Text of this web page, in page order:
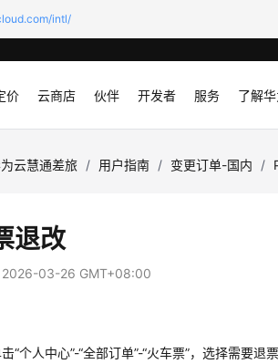
intl/
价 云商店 伙伴 开发者 服务 了解
云慧通差旅 / 用户指南 / 变更订单-国内 /
退改
2026-03-26 GMT+08:00
“个人中心”-“全部订单”-“火车票”，选择需要